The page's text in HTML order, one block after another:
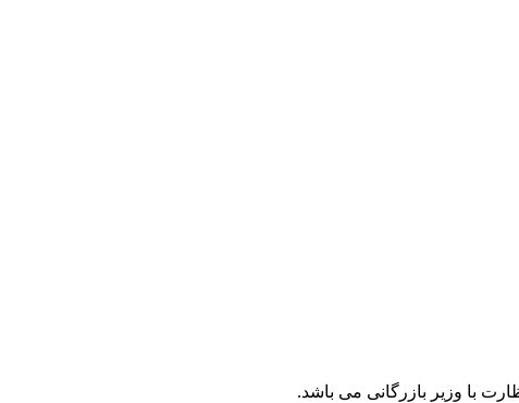
با وزیر بازرگانی می باشد.